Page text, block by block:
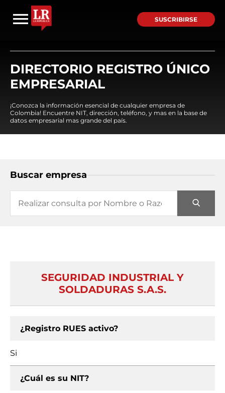
SUSCRIBIRSE
DIRECTORIO REGISTRO ÚNICO
EMPRESARIAL
¡Conozca la información esencial de cualquier empresa de
Colombia! Encuentre NIT, dirección, teléfono, y mas en la base de
datos empresarial mas grande del país.
Buscar empresa
SEGURIDAD INDUSTRIAL Y
SOLDADURAS S.A.S.
¿Registro RUES activo?
Si
¿Cuál es su NIT?